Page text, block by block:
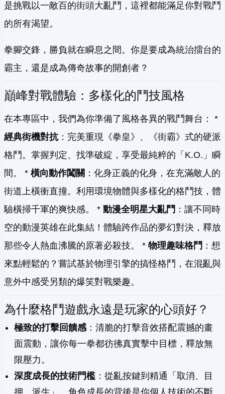
是挑戰以一敵百的街頭大亂鬥，這裡都能滿足你對戰鬥
的所有渴望。
拳腳交鋒，勝負就在瞬息之間。你是要成為統治擂台的
霸主，還是成為傳奇故事的開創者？
巔峰對戰體驗：多樣化的鬥技風格
在本專區中，我們為你準備了風格各異的戰鬥舞台： *
經典街機對抗：完美重現《拳皇》、《街霸》式的硬派
格鬥。掌握判定、找準破綻，享受最純粹的「K.O.」瞬
間。 * 橫向動作闖關 ：化身正義的化身，在充滿敵人的
街道上橫衝直撞。利用環境物體與多樣化的格鬥技，體
驗橫掃千軍的爽快感。 * 動漫全明星大亂鬥 ：讓不同時
空的動漫英雄在此集結！體驗跨作品的夢幻對決，釋放
那些令人熱血沸騰的原著必殺技。 * 物理趣味格鬥 ：想
來點輕鬆的？嘗試基於物理引擎的搞怪格鬥，在混亂與
意外中感受另類的爆笑對戰樂趣。
為什麼格鬥遊戲永遠是玩家的心頭好？
極致的打擊回饋感：清脆的打擊音效搭配震撼的畫
面震動，讓你每一拳都彷彿真實擊中目標，釋放無
限壓力。
深度成長的技術門檻 ：從亂按鍵到精通「取消、目
押、派生」，角色成長的背後是你個人技術的不斷